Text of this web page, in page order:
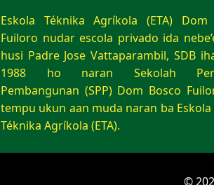
Eskola Téknika Agríkola (ETA) Dom
Fuiloro nudar escola privado ida
husi Padre Jose Vattaparambil, SDB
1988 ho naran Sekolah
Pembangunan (SPP) Dom Bosco
tempu ukun aan muda naran ba Eskola
Téknika Agríkola (ETA).
©